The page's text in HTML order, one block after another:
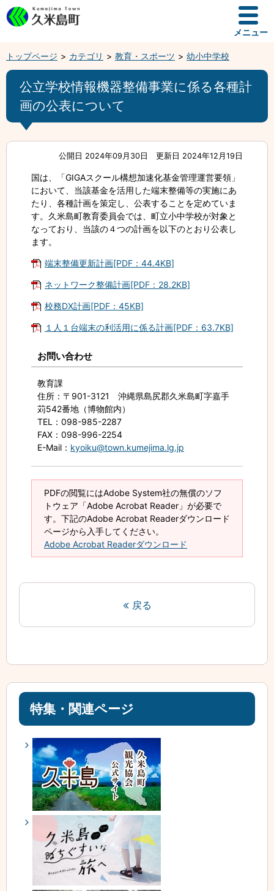
メニュー
トップページ カテゴリ 教育・スポーツ 幼小中学校
公立学校情報機器整備事業に係る各種計
画の公表について
公開日 2024年09月30日 更新日 2024年12月19日
国は、「GIGAスクール構想加速化基金管理運営要領」
において、当該基金を活用した端末整備等の実施にあ
たり、各種計画を策定し、公表することを定めていま
す。久米島町教育委員会では、町立小中学校が対象と
なっており、当該の４つの計画を以下のとおり公表し
ます。
端末整備更新計画[PDF：44.4KB]
ネットワーク整備計画[PDF：28.2KB]
校務DX計画[PDF：45KB]
１人１台端末の利活用に係る計画[PDF：63.7KB]
お問い合わせ
教育課
住所 ：〒901-3121 沖縄県島尻郡久米島町字嘉手
苅542番地（博物館内）
TEL
：098-985-2287
FAX ：098-996-2254
E-Mail ： kyoiku@town.kumejima.lg.jp
PDFの閲覧にはAdobe System社の無償のソフ
トウェア「Adobe Acrobat Reader」が必要で
す。下記のAdobe Acrobat Readerダウンロード
ページから入手してください。
Adobe Acrobat Readerダウンロード
戻る
特集・関連ページ